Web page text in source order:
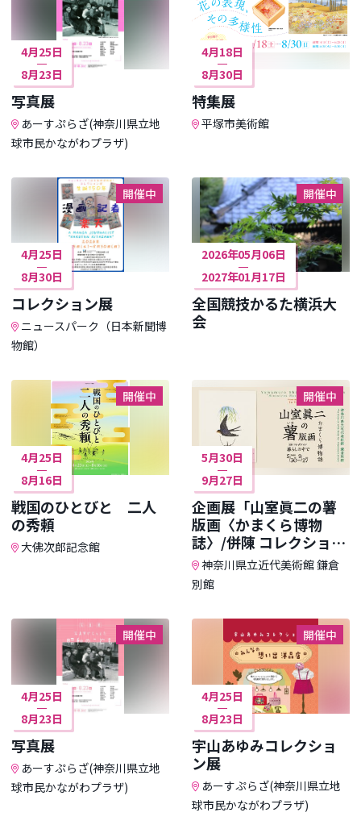
4月25日
8月23日
写真展
あーすぷらざ(神奈川県立地
球市民かながわプラザ)
4月18日
8月30日
特集展
平塚市美術館
開催中
4月25日
8月30日
コレクション展
ニュースパーク（日本新聞博
物館）
開催中
2026年05月06日
2027年01月17日
全国競技かるた横浜大
会
開催中
4月25日
8月16日
戦国のひとびと 二人
の秀頼
大佛次郎記念館
開催中
5月30日
9月27日
企画展「山室眞二の薯
版画〈かまくら博物
誌〉/併陳 コレクション
暮らしの中で」
神奈川県立近代美術館 鎌倉
別館
開催中
4月25日
8月23日
写真展
あーすぷらざ(神奈川県立地
球市民かながわプラザ)
開催中
4月25日
8月23日
宇山あゆみコレクショ
ン展
あーすぷらざ(神奈川県立地
球市民かながわプラザ)